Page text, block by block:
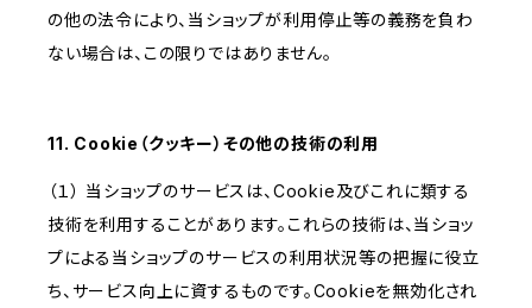
の他の法令により、当ショップが利用停止等の義務を負わ
ない場合は、この限りではありません。
11. Cookie（クッキー）その他の技術の利用
（１） 当ショップのサービスは、Cookie及びこれに類する
技術を利用することがあります。これらの技術は、当ショッ
プによる当ショップのサービスの利用状況等の把握に役立
ち、サービス向上に資するものです。Cookieを無効化され